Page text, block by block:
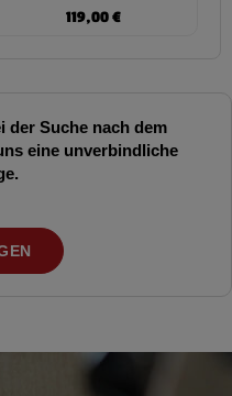
119,00€
der Suche nach dem
eine unverbindliche